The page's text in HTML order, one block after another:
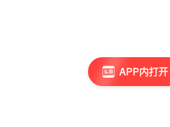
APP内打开